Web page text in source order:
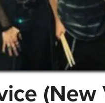
(New